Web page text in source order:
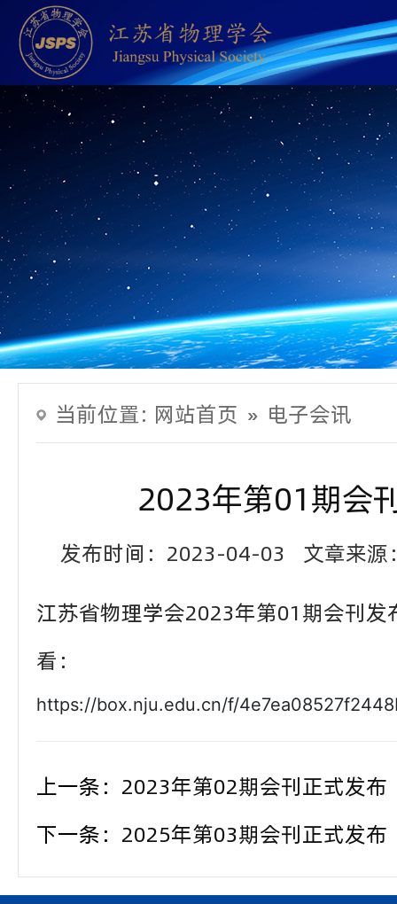
当前位置: 网站首页 » 电子会讯
2023年第01期会
发布时间：2023-04-03 文章来源
江苏省物理学会2023年第01期会刊发
看：
https://box.nju.edu.cn/f/
上一条： 2023年第02期会刊正式发布
下一条： 2025年第03期会刊正式发布